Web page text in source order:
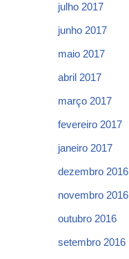
julho 2017
junho 2017
maio 2017
abril 2017
março 2017
fevereiro 2017
janeiro 2017
dezembro 2016
novembro 2016
outubro 2016
setembro 2016